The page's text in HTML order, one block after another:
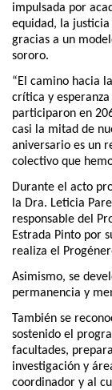
impulsada por
equidad, la justicia
gracias a un
sororo.
“El camino hacia
crítica y
participaron en
casi la mitad de
aniversario es un
colectivo que
Durante el acto
la Dra. Leticia
responsable del
Estrada Pinto por
realiza el
Asimismo, se
permanencia y
También se
sostenido el
facultades,
investigación y
coordinador y al